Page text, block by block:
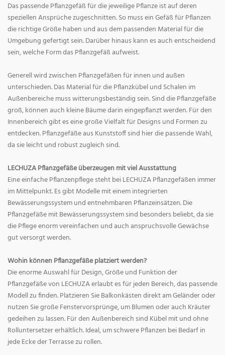
Das passende Pflanzgefäß für die jeweilige Pflanze ist auf deren
speziellen Ansprüche zugeschnitten. So muss ein Gefäß für Pflanzen
die richtige Größe haben und aus dem passenden Material für die
Umgebung gefertigt sein. Darüber hinaus kann es auch entscheidend
sein, welche Form das Pflanzgefäß aufweist.
Generell wird zwischen Pflanzgefäßen für innen und außen
unterschieden. Das Material für die Pflanzkübel und Schalen im
Außenbereiche muss witterungsbeständig sein. Sind die Pflanzgefäße
groß, können auch kleine Bäume darin eingepflanzt werden. Für den
Innenbereich gibt es eine große Vielfalt für Designs und Formen zu
entdecken. Pflanzgefäße aus Kunststoff sind hier die passende Wahl,
da sie leicht und robust zugleich sind.
LECHUZA Pflanzgefäße überzeugen mit viel Ausstattung
Eine einfache Pflanzenpflege steht bei LECHUZA Pflanzgefäßen immer
im Mittelpunkt. Es gibt Modelle mit einem integrierten
Bewässerungssystem und entnehmbaren Pflanzeinsätzen. Die
Pflanzgefäße mit Bewässerungssystem sind besonders beliebt, da sie
die Pflege enorm vereinfachen und auch anspruchsvolle Gewächse
gut versorgt werden.
Wohin können Pflanzgefäße platziert werden?
Die enorme Auswahl für Design, Größe und Funktion der
Pflanzgefäße von LECHUZA erlaubt es für jeden Bereich, das passende
Modell zu finden. Platzieren Sie Balkonkästen direkt am Geländer oder
nutzen Sie große Fenstervorsprünge, um Blumen oder auch Kräuter
gedeihen zu lassen. Für den Außenbereich sind Kübel mit und ohne
Rolluntersetzer erhältlich. Ideal, um schwere Pflanzen bei Bedarf in
jede Ecke der Terrasse zu rollen.